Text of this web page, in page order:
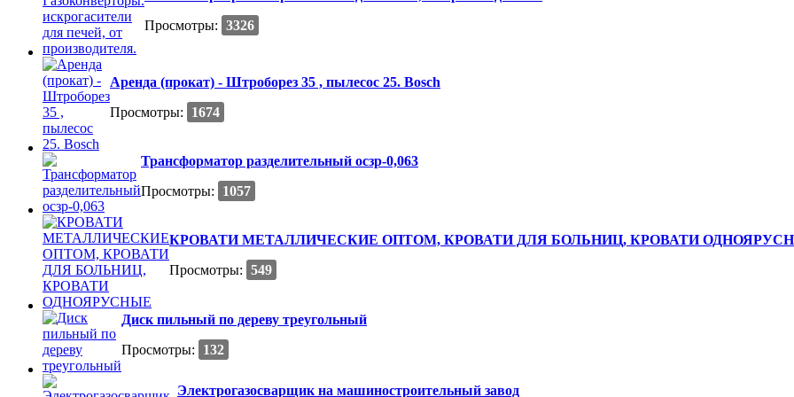
Просмотры: 3326
Аренда (прокат) - Штроборез 35 , пылесос 25. Bosch
Просмотры:
1674
Трансформатор разделительный осзр-0,063
Просмотры:
1057
КРОВАТИ МЕТАЛЛИЧЕСКИЕ ОПТОМ, КРОВАТИ ДЛЯ БОЛЬНИЦ, КРОВАТИ
Просмотры: 549
Диск пильный по дереву треугольный
Просмотры:
132
Электрогазосварщик на машиностроительный завод